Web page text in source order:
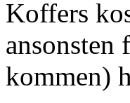
Koffers
kommen)